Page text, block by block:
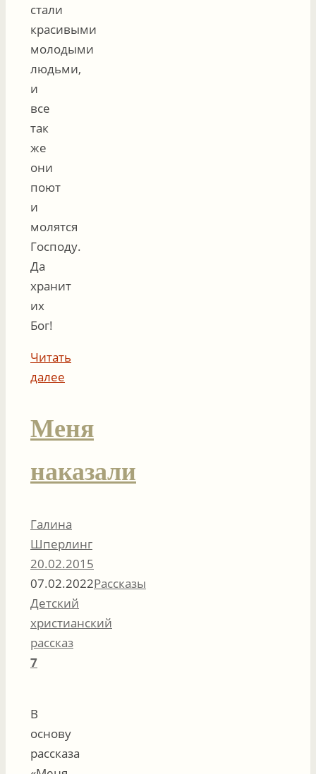
стали
красивыми
молодыми
людьми,
и
все
так
же
они
поют
и
молятся
Господу.
Да
хранит
их
Бог!
Читать
далее
Меня
наказали
Галина
Шперлинг
20.02.2015
07.02.2022Рассказы
Детский
христианский
рассказ
7
В
основу
рассказа